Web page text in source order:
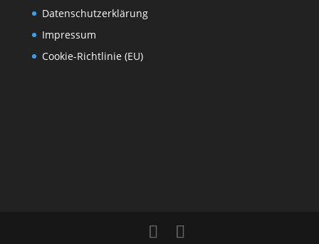
Datenschutzerklärung
Impressum
Cookie-Richtlinie (EU)